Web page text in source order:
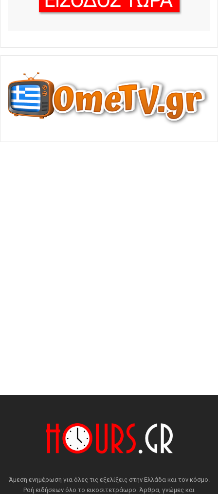
Άμεση ενημέρωση για όλες τις εξελίξεις στην Ελλάδα και τον κόσμο.
Ροή ειδήσεων όλο το εικοσιτετράωρο. Άρθρα, γνώμες και